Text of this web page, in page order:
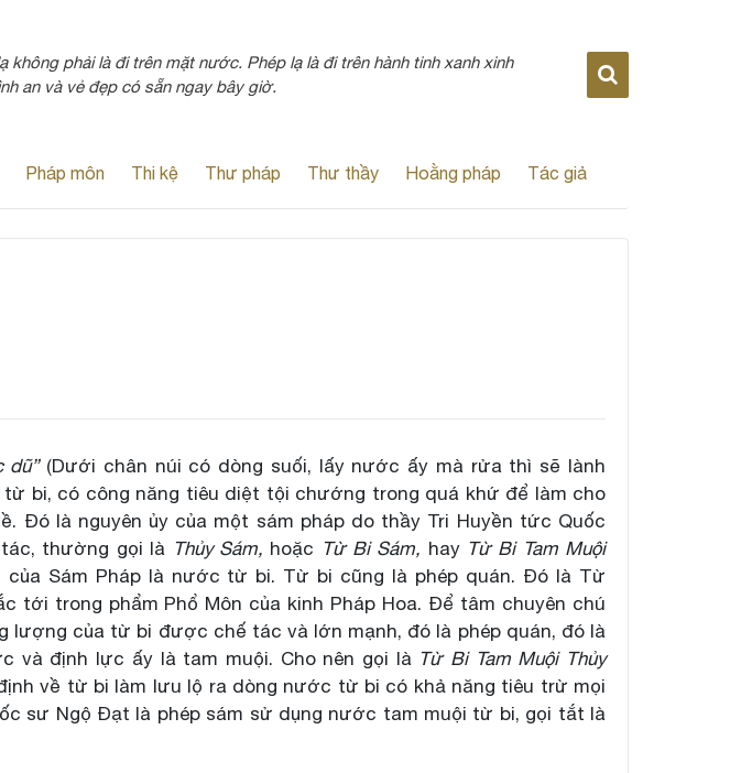
không phải là đi trên mặt nước. Phép lạ là đi trên hành tinh xanh xinh
an và vẻ đẹp có sẵn ngay bây giờ.
Pháp môn Thi kệ Thư pháp Thư thầy Hoằng pháp Tác giả
dũ” (Dưới chân núi có dòng suối, lấy nước ấy mà rửa thì sẽ lành
bi, có công năng tiêu diệt tội chướng trong quá khứ để làm cho
Đó là nguyên ủy của một sám pháp do thầy Tri Huyền tức Quốc
thường gọi là Thủy Sám, hoặc Từ Bi Sám, hay Từ Bi Tam Muội
của Sám Pháp là nước từ bi. Từ bi cũng là phép quán. Đó là Từ
tới trong phẩm Phổ Môn của kinh Pháp Hoa. Để tâm chuyên chú
lượng của từ bi được chế tác và lớn mạnh, đó là phép quán, đó là
và định lực ấy là tam muội. Cho nên gọi là Từ Bi Tam Muội Thủy
về từ bi làm lưu lộ ra dòng nước từ bi có khả năng tiêu trừ mọi
sư Ngộ Đạt là phép sám sử dụng nước tam muội từ bi, gọi tắt là